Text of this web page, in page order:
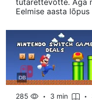
tütarettevõtte. Aga
Eelmise aasta lõpus
285 3 min